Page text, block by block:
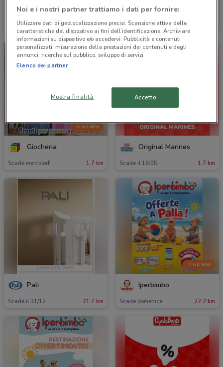
Giocheria
Scade giovedì 1.7 km
Giocheria
Scade mercoledì
-5 GIORNI
Giocheria
Scade mercoledì 1.7 km
Original Marines
Scade il 19/05 1.7 km
Pali
Scade il 31/12 21.7 km
-2 GIORNI
Iperbimbo
Scade domenica 22.2 km
Noi e i nostri partner trattiamo i dati per fornire:
Utilizzare dati di geolocalizzazione precisi. Scansione attiva delle
caratteristiche del dispositivo ai fini dell’identificazione. Archiviare
informazioni su dispositivo e/o accedervi. Pubblicità e contenuti
personalizzati, misurazione delle prestazioni dei contenuti e degli
annunci, ricerche sul pubblico, sviluppo di servizi.
Elenco dei partner
Mostra finalità Accetto